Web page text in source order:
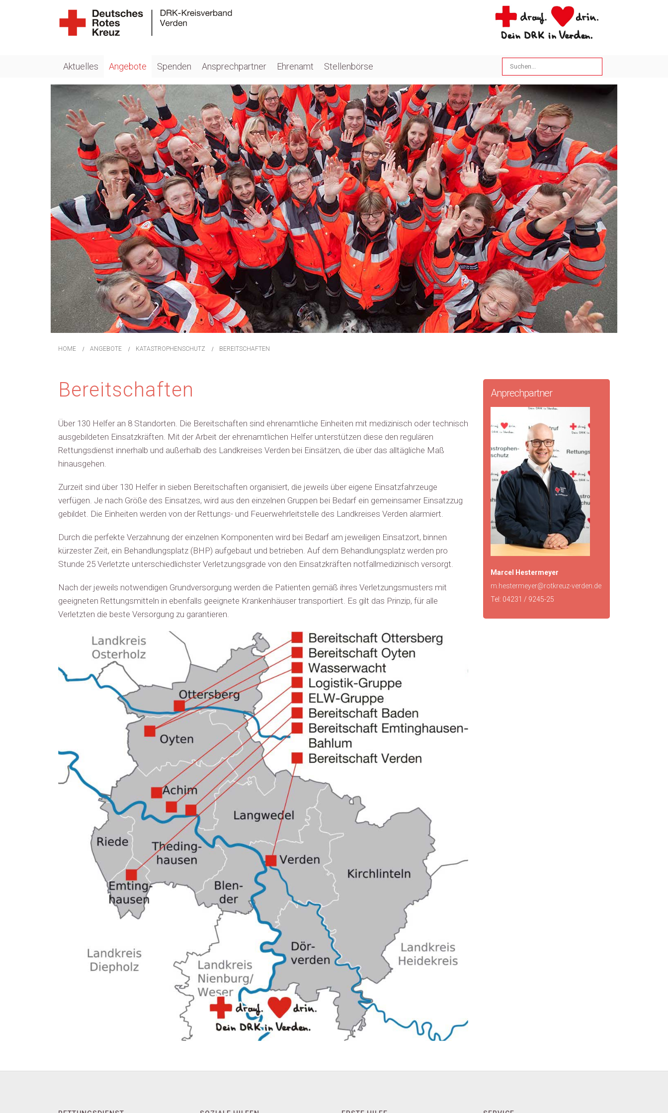
Aktuelles Angebote Spenden Ansprechpartner Ehrenamt Stellenbörse
HOME ANGEBOTE KATASTROPHENSCHUTZ BEREITSCHAFTEN
Bereitschaften
Über 130 Helfer an 8 Standorten. Die Bereitschaften sind ehrenamtliche Einheiten mit medizinisch oder technisch
ausgebildeten Einsatzkräften. Mit der Arbeit der ehrenamtlichen Helfer unterstützen diese den regulären
Rettungsdienst innerhalb und außerhalb des Landkreises Verden bei Einsätzen, die über das alltägliche Maß
hinausgehen.
Zurzeit sind über 130 Helfer in sieben Bereitschaften organisiert, die jeweils über eigene Einsatzfahrzeuge
verfügen. Je nach Größe des Einsatzes, wird aus den einzelnen Gruppen bei Bedarf ein gemeinsamer Einsatzzug
gebildet. Die Einheiten werden von der Rettungs- und Feuerwehrleitstelle des Landkreises Verden alarmiert.
Durch die perfekte Verzahnung der einzelnen Komponenten wird bei Bedarf am jeweiligen Einsatzort, binnen
kürzester Zeit, ein Behandlungsplatz (BHP) aufgebaut und betrieben. Auf dem Behandlungsplatz werden pro
Stunde 25 Verletzte unterschiedlichster Verletzungsgrade von den Einsatzkräften notfallmedizinisch versorgt.
Nach der jeweils notwendigen Grundversorgung werden die Patienten gemäß ihres Verletzungsmusters mit
geeigneten Rettungsmitteln in ebenfalls geeignete Krankenhäuser transportiert. Es gilt das Prinzip, für alle
Verletzten die beste Versorgung zu garantieren.
Anprechpartner
Marcel Hestermeyer
m.hestermeyer@rotkreuz-verden.de
Tel: 04231 / 9245-25